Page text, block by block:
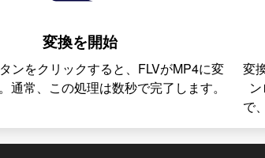
変換を開始
タンをクリックすると、FLVがMP4に変
通常、この処理は数秒で完了します。
変
で